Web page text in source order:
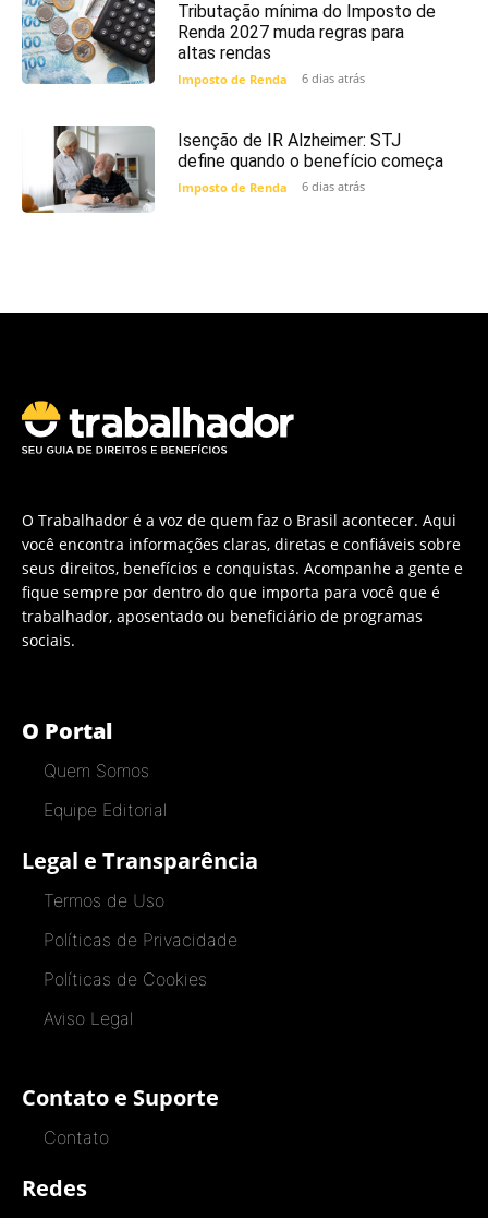
Tributação mínima do Imposto de
Renda 2027 muda regras para
altas rendas
Imposto de Renda 6 dias atrás
Isenção de IR Alzheimer: STJ
define quando o benefício começa
Imposto de Renda 6 dias atrás
O Trabalhador é a voz de quem faz o Brasil acontecer. Aqui
você encontra informações claras, diretas e confiáveis sobre
seus direitos, benefícios e conquistas. Acompanhe a gente e
fique sempre por dentro do que importa para você que é
trabalhador, aposentado ou beneficiário de programas
sociais.
O Portal
Quem Somos
Equipe Editorial
Legal e Transparência
Termos de Uso
Políticas de Privacidade
Políticas de Cookies
Aviso Legal
Contato e Suporte
Contato
Redes